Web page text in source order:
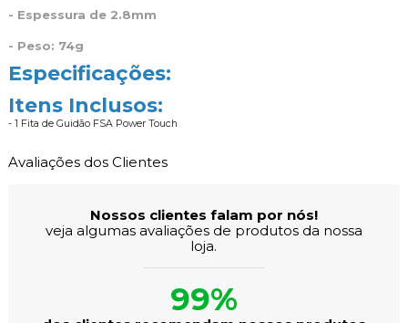
- Espessura de 2.8mm
- Peso: 74g
Especificações:
Itens Inclusos:
- 1 Fita de Guidão FSA Power Touch
Avaliações dos Clientes
Nossos clientes falam por nós!
veja algumas avaliações de produtos da nossa
loja.
99%